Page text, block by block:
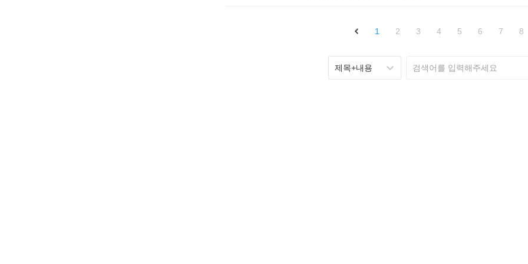
1 2 3 4 5 6 7 8
제목+내용